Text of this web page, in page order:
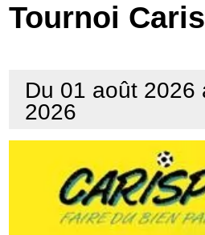
Economie
Contacts
Tournoi
Du 01 août 2026
2026